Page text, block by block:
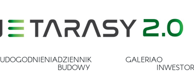
UDOGODNIENIADZIENNIK
BUDOWY
GALERIAO